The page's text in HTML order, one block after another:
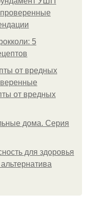
5
от вредных
от вредных
дома. Серия
для здоровья